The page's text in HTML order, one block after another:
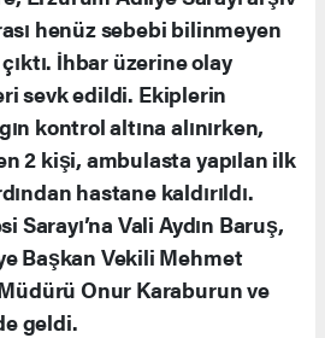
henüz sebebi bilinmeyen
İhbar üzerine olay
sevk edildi. Ekiplerin
kontrol altına alınırken,
2 kişi, ambulasta yapılan ilk
hastane kaldırıldı.
Sarayı’na Vali Aydın Baruş,
Başkan Vekili Mehmet
Onur Karaburun ve
geldi.